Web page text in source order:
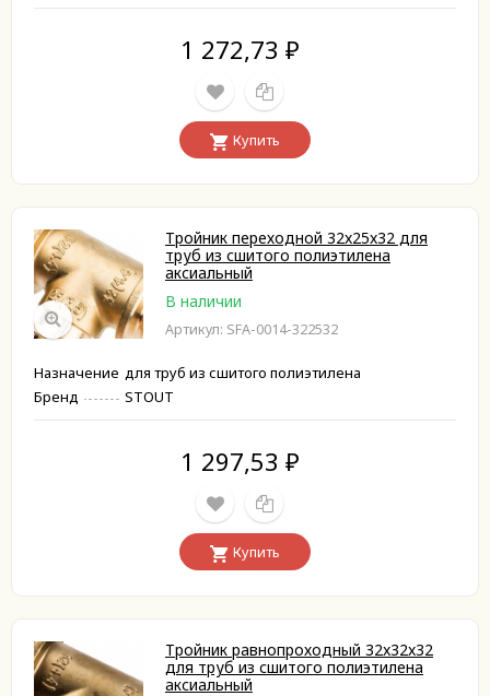
1 272,73 ₽
Купить
Тройник переходной 32x25x32 для
труб из сшитого полиэтилена
аксиальный
В наличии
Артикул: SFA-0014-322532
Назначение для труб из сшитого полиэтилена
Бренд
STOUT
1 297,53 ₽
Купить
Тройник равнопроходный 32x32x32
для труб из сшитого полиэтилена
аксиальный